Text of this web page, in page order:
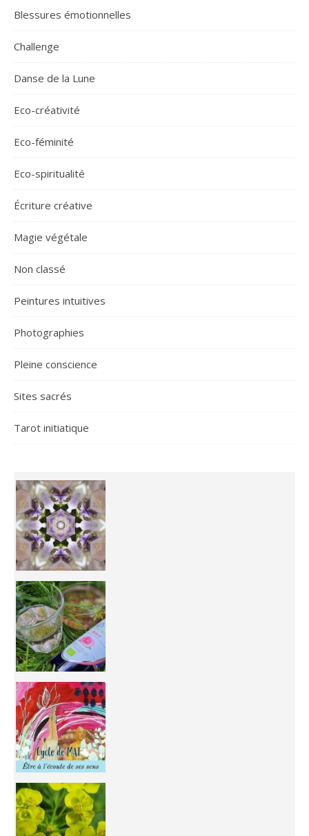
Blessures émotionnelles
Challenge
Danse de la Lune
Eco-créativité
Eco-féminité
Eco-spiritualité
Écriture créative
Magie végétale
Non classé
Peintures intuitives
Photographies
Pleine conscience
Sites sacrés
Tarot initiatique
Inhabit your body and understand its
You're